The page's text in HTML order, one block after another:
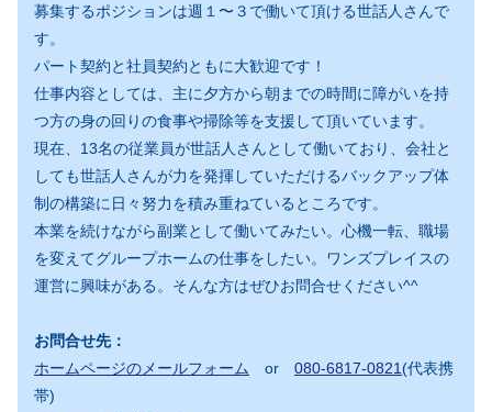
募集するポジションは週１〜３で働いて頂ける世話人さんで
す。
パート契約と社員契約ともに大歓迎です！
仕事内容としては、主に夕方から朝までの時間に障がいを持
つ方の身の回りの食事や掃除等を支援して頂いています。
現在、13名の従業員が世話人さんとして働いており、会社と
しても世話人さんが力を発揮していただけるバックアップ体
制の構築に日々努力を積み重ねているところです。
本業を続けながら副業として働いてみたい。心機一転、職場
を変えてグループホームの仕事をしたい。ワンズプレイスの
運営に興味がある。そんな方はぜひお問合せください^^
お問合せ先：
ホームページのメールフォーム
or 080-6817-0821 (代表携
帯)